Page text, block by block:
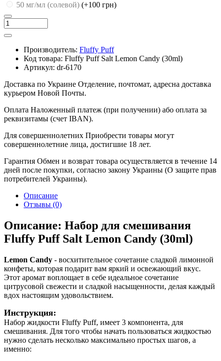
50 мг/мл (солевой) (+100 грн)
Производитель: Fluffy Puff
Код товара: Fluffy Puff Salt Lemon Candy (30ml)
Артикул: dr-6170
Доставка по Украине Отделение, почтомат, адресна доставка
курьером Новой Почты.
Оплата Наложенный платеж (при получении) або оплата за
реквизитамы (счет IBAN).
Для совершеннолетних Приобрести товары могут
совершеннолетние лица, достигшие 18 лет.
Гарантия Обмен и возврат товара осуществляется в течение 14
дней после покупки, согласно закону Украины (О защите прав
потребителей Украины).
Описание
Отзывы (0)
Описание: Набор для смешивания
Fluffy Puff Salt Lemon Candy (30ml)
Lemon Candy - восхитительное сочетание сладкой лимонной
конфеты, которая подарит вам яркий и освежающий вкус.
Этот аромат воплощает в себе идеальное сочетание
цитрусовой свежести и сладкой насыщенности, делая каждый
вдох настоящим удовольствием.
Инструкция:
Набор жидкости Fluffy Puff, имеет 3 компонента, для
смешивания. Для того чтобы начать пользоваться жидкостью
нужно сделать несколько максимально простых шагов, а
именно: